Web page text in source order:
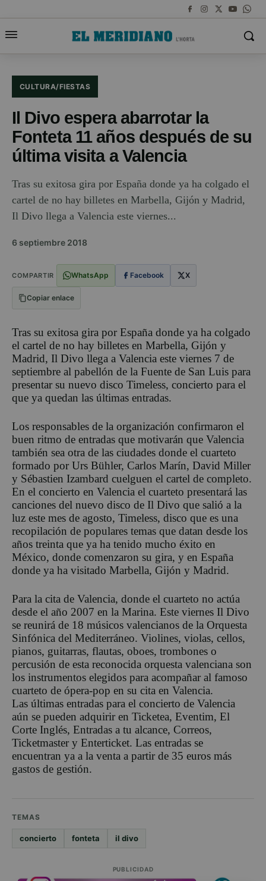
CULTURA/FIESTAS
Il Divo espera abarrotar la
Fonteta 11 años después de su
última visita a Valencia
Tras su exitosa gira por España donde ya ha colgado el
cartel de no hay billetes en Marbella, Gijón y Madrid,
Il Divo llega a Valencia este viernes...
6 septiembre 2018
COMPARTIR WhatsApp Facebook X
Copiar enlace
Tras su exitosa gira por España donde ya ha colgado
el cartel de no hay billetes en Marbella, Gijón y
Madrid, Il Divo llega a Valencia este viernes 7 de
septiembre al pabellón de la Fuente de San Luis para
presentar su nuevo disco Timeless, concierto para el
que ya quedan las últimas entradas.
Los responsables de la organización confirmaron el
buen ritmo de entradas que motivarán que Valencia
también sea otra de las ciudades donde el cuarteto
formado por Urs Bühler, Carlos Marín, David Miller
y Sébastien Izambard cuelguen el cartel de completo.
En el concierto en Valencia el cuarteto presentará las
canciones del nuevo disco de Il Divo que salió a la
luz este mes de agosto, Timeless, disco que es una
recopilación de populares temas que datan desde los
años treinta que ya ha tenido mucho éxito en
México, donde comenzaron su gira, y en España
donde ya ha visitado Marbella, Gijón y Madrid.
Para la cita de Valencia, donde el cuarteto no actúa
desde el año 2007 en la Marina. Este viernes Il Divo
se reunirá de 18 músicos valencianos de la Orquesta
Sinfónica del Mediterráneo. Violines, violas, cellos,
pianos, guitarras, flautas, oboes, trombones o
percusión de esta reconocida orquesta valenciana son
los instrumentos elegidos para acompañar al famoso
cuarteto de ópera-pop en su cita en Valencia.
Las últimas entradas para el concierto de Valencia
aún se pueden adquirir en Ticketea, Eventim, El
Corte Inglés, Entradas a tu alcance, Correos,
Ticketmaster y Enterticket. Las entradas se
encuentran ya a la venta a partir de 35 euros más
gastos de gestión.
TEMAS
concierto fonteta il divo
PUBLICIDAD